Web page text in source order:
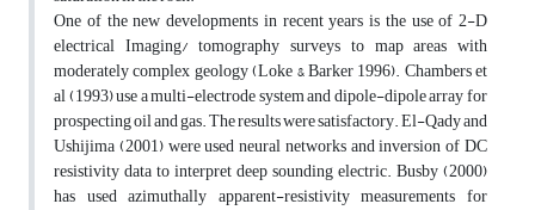
One of the new developments in recent years is the use of 2-D
electrical Imaging/ tomography surveys to map areas with
moderately complex geology (Loke & Barker 1996). Chambers et
al (1993) use a multi-electrode system and dipole-dipole array for
prospecting oil and gas. The results were satisfactory. El-Qady and
Ushijima (2001) were used neural networks and inversion of DC
resistivity data to interpret deep sounding electric. Busby (2000)
has used azimuthally apparent-resistivity measurements for